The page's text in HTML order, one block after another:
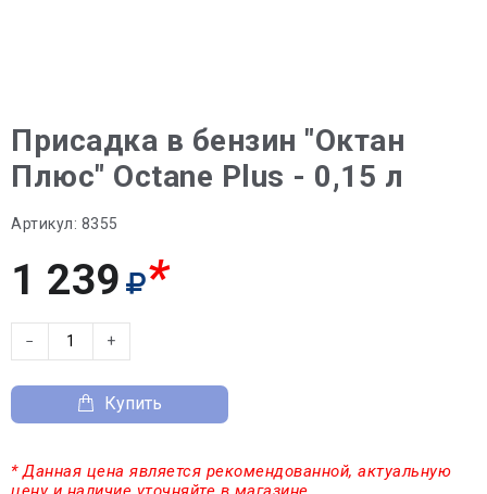
Присадка в бензин "Октан
Плюс" Octane Plus - 0,15 л
Артикул: 8355
1 239 *
− +
Купить
* Данная цена является рекомендованной, актуальную